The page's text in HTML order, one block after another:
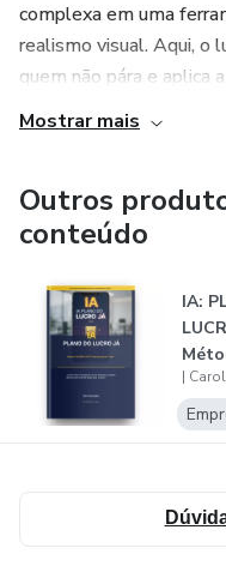
complexa em uma
realismo visual. Aqui, o
quem não pára e aplica
Mostrar mais
Outros
conteúdo
IA:
O
|